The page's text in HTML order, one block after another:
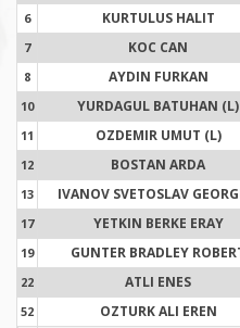
6 KURTULUS HALIT
7 KOC CAN
8 AYDIN FURKAN
10 YURDAGUL BATUHAN (L)
11 OZDEMIR UMUT (L)
12 BOSTAN ARDA
13 IVANOV SVETOSLAV
17 YETKIN BERKE ERAY
19 GUNTER BRADLEY
22 ATLI ENES
52 OZTURK ALI EREN